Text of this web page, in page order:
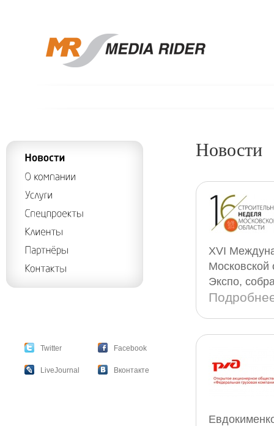
Новости
XVI
Московской
Экспо,
Twitter Facebook
LiveJournal Вконтакте